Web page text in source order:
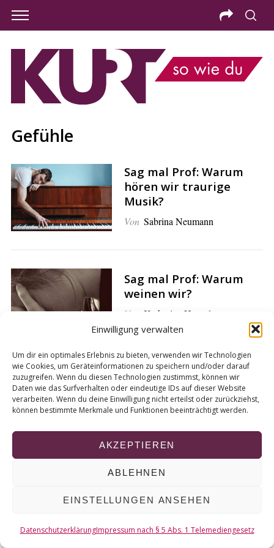
Einwilligung verwalten
Um dir ein optimales Erlebnis zu bieten, verwenden wir Technologien
wie Cookies, um Geräteinformationen zu speichern und/oder darauf
zuzugreifen. Wenn du diesen Technologien zustimmst, können wir
Daten wie das Surfverhalten oder eindeutige IDs auf dieser Website
verarbeiten. Wenn du deine Einwilligung nicht erteilst oder zurückziehst,
können bestimmte Merkmale und Funktionen beeinträchtigt werden.
AKZEPTIEREN
ABLEHNEN
EINSTELLUNGEN ANSEHEN
DatenschutzerklärungImpressum nach § 5 Abs. 1 Telemediengesetz
Gefühle
Sag mal Prof: Warum
hören wir traurige
Musik?
Von Sabrina Neumann
Sag mal Prof: Warum
weinen wir?
Von Katharina Hensel
© 2026 KURT
e
h